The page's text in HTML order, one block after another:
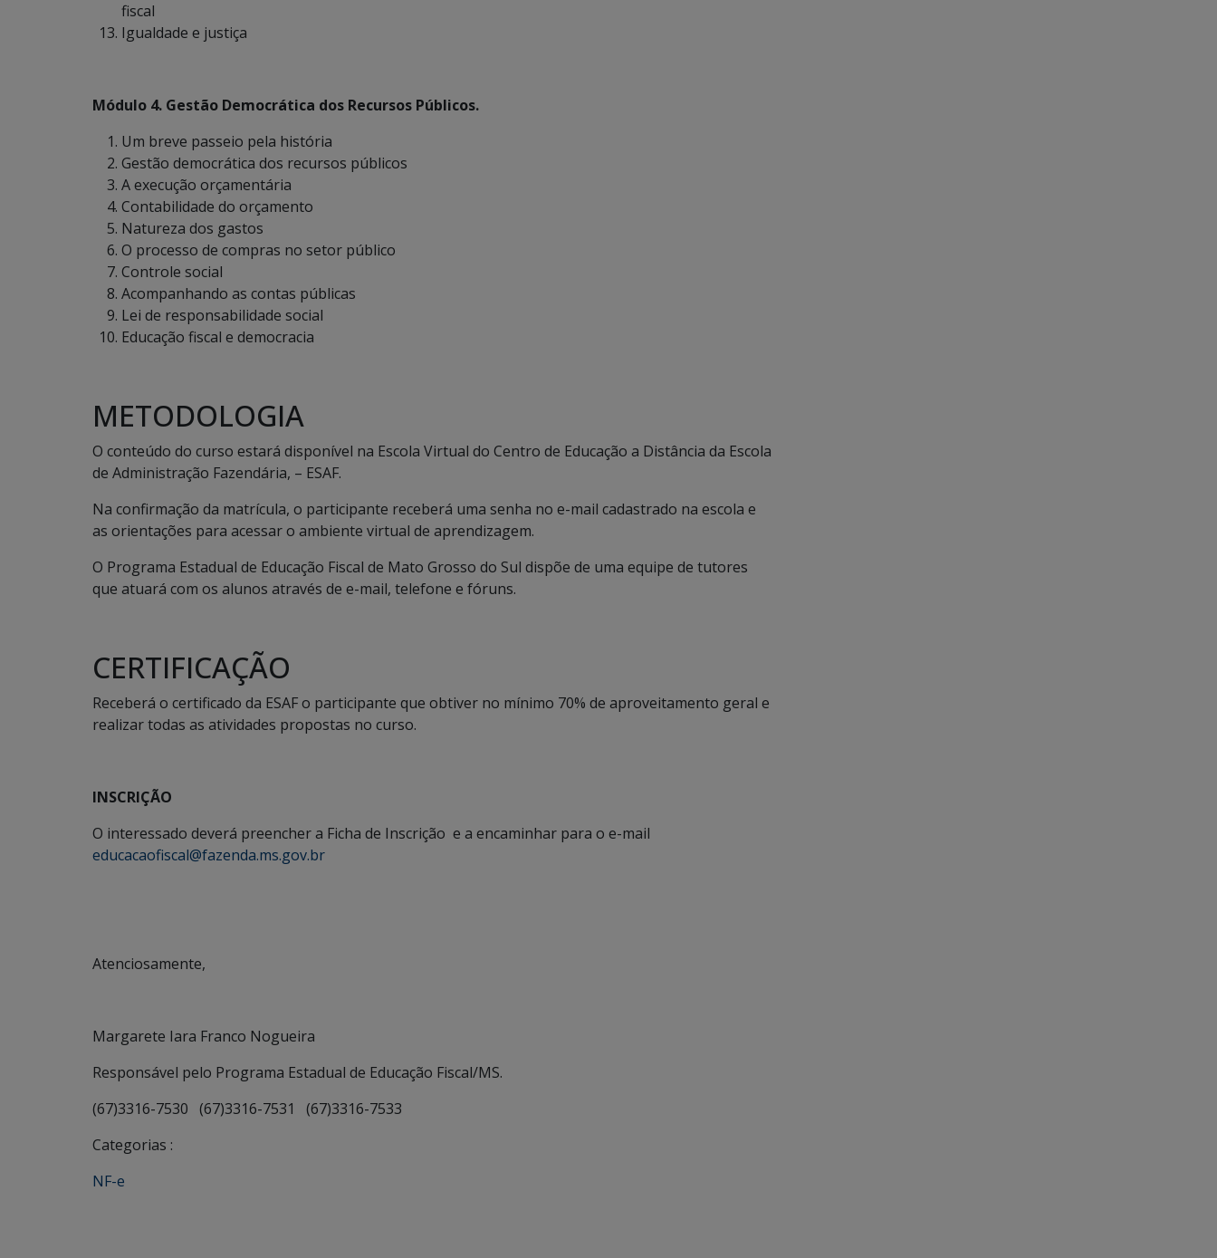
fiscal
Igualdade e justiça
Módulo 4. Gestão Democrática dos Recursos Públicos.
Um breve passeio pela história
Gestão democrática dos recursos públicos
A execução orçamentária
Contabilidade do orçamento
Natureza dos gastos
O processo de compras no setor público
Controle social
Acompanhando as contas públicas
Lei de responsabilidade social
Educação fiscal e democracia
METODOLOGIA
O conteúdo do curso estará disponível na Escola Virtual do Centro de Educação a Distância da Escola
de Administração Fazendária, – ESAF.
Na confirmação da matrícula, o participante receberá uma senha no e-mail cadastrado na escola e
as orientações para acessar o ambiente virtual de aprendizagem.
O Programa Estadual de Educação Fiscal de Mato Grosso do Sul dispõe de uma equipe de tutores
que atuará com os alunos através de e-mail, telefone e fóruns.
CERTIFICAÇÃO
Receberá o certificado da ESAF o participante que obtiver no mínimo 70% de aproveitamento geral e
realizar todas as atividades propostas no curso.
INSCRIÇÃO
O interessado deverá preencher a Ficha de Inscrição e a encaminhar para o e-mail
educacaofiscal@fazenda.ms.gov.br
Atenciosamente,
Margarete Iara Franco Nogueira
Responsável pelo Programa Estadual de Educação Fiscal/MS.
(67)3316-7530 (67)3316-7531 (67)3316-7533
Categorias :
NF-e